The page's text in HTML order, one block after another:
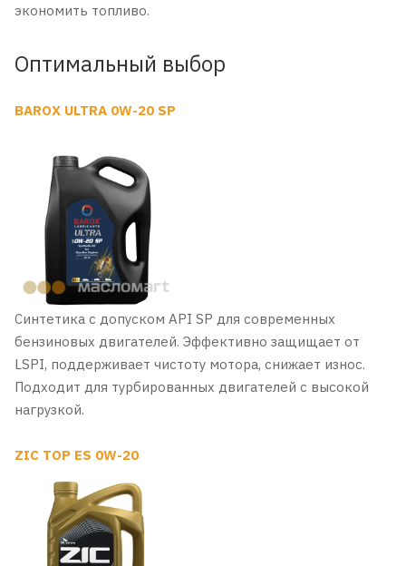
экономить топливо.
Оптимальный выбор
BAROX ULTRA 0W-20 SP
Синтетика с допуском API SP для современных
бензиновых двигателей. Эффективно защищает от
LSPI, поддерживает чистоту мотора, снижает износ.
Подходит для турбированных двигателей с высокой
нагрузкой.
ZIC TOP ES 0W-20